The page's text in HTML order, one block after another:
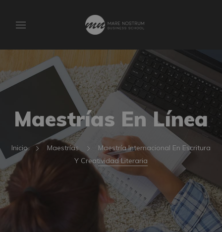
Maestrías En Línea
Inicio Maestrías
Maestría Internacional En Escritura
Y Creatividad Literaria